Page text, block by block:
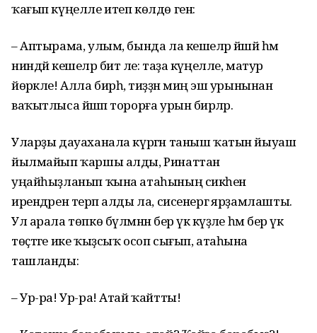
ҡағып күңелле итеп көлдө генә:
– Аптырама, улым, бында ла кешеләр йәшәй һәм
ниндәй кешеләр бит әле: таҙа күңелле, матур
йөрәкле! Алла бирһә, тиҙҙән миңә эш урынынан
ваҡытлыса йәшәп торорға урын бирәләр.
Уларҙы дауаханала күргән таныш ҡатын йыуаш
йылмайып ҡаршы алды, Ринаттан
уңайһыҙланып ҡына атаһының сикәһенә
ирендәрен терәп алды ла, сисенергә ярҙамлашты.
Ул арала төпкө бүлмәнән бер үк кәүҙәле һәм бер үк
төҫтәге ике ҡыҙсыҡ осоп сығып, атаһына
ташланды:
– Ур-ра! Ур-ра! Атай ҡайтты!